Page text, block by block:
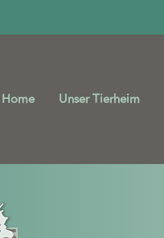
Home Unser Tierheim